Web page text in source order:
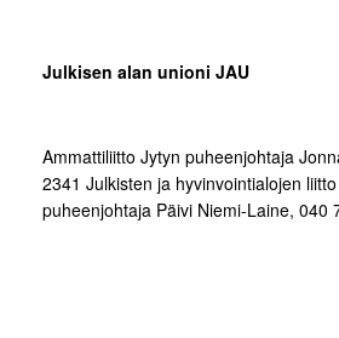
Julkisen alan unioni JAU
Ammattiliitto Jytyn puheenjohtaja
2341 Julkisten ja hyvinvointialojen
puheenjohtaja Päivi Niemi-Laine, 040